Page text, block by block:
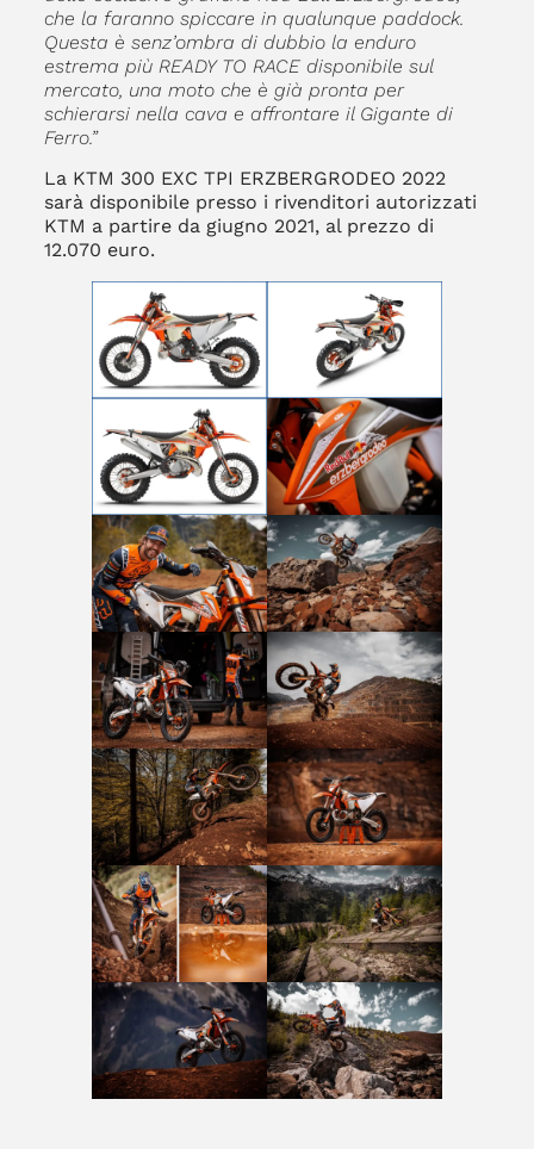
che la faranno spiccare in qualunque paddock.
Questa è senz’ombra di dubbio la enduro
estrema più READY TO RACE disponibile sul
mercato, una moto che è già pronta per
schierarsi nella cava e affrontare il Gigante di
Ferro.”
La KTM 300 EXC TPI ERZBERGRODEO 2022
sarà disponibile presso i rivenditori autorizzati
KTM a partire da giugno 2021, al prezzo di
12.070 euro.